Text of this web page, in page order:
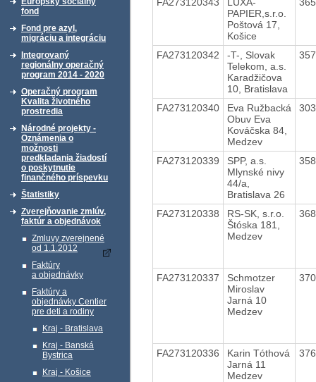
fond
Fond pre azyl,
migráciu a integráciu
Integrovaný
regionálny operačný
program 2014 - 2020
Operačný program
Kvalita životného
prostredia
Národné projekty -
Oznámenia o
možnosti
predkladania žiadostí
o poskytnutie
finančného príspevku
Štatistiky
Zverejňovanie zmlúv,
faktúr a objednávok
Zmluvy zverejnené
od 1.1.2012
Faktúry
a objednávky
Faktúry a
objednávky Centier
pre deti a rodiny
Kraj - Bratislava
Kraj - Banská
Bystrica
Kraj - Košice
PAPIER,s.r.o.
Poštová 17,
Košice
FA273120342
-T-, Slovak
Telekom, a.s.
Karadžičova
10, Bratislava
FA273120340
Eva Ružbacká
Obuv Eva
Kováčska 84,
Medzev
FA273120339
SPP, a.s.
Mlynské nivy
44/a,
Bratislava 26
FA273120338
RS-SK, s.r.o.
Štóska 181,
Medzev
FA273120337
Schmotzer
Miroslav
Jarná 10
Medzev
FA273120336
Karin Tóthová
Jarná 11
Medzev